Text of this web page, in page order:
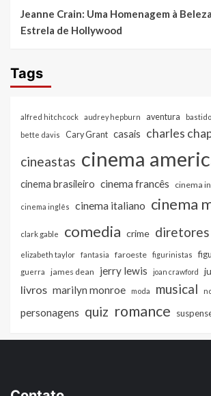
Jeanne Crain: Uma Homenagem à
Estrela de Hollywood
Tags
alfred hitchcock audrey hepburn aventura
bette davis Cary Grant casais charles
cineastas cinema
cinema brasileiro cinema francês cinema
cinema inglês cinema italiano cinema
clark gable comedia crime diretores
elizabeth taylor fantasia faroeste figurinistas
guerra
james dean jerry lewis joan crawford
livros marilyn monroe moda musical
personagens quiz romance